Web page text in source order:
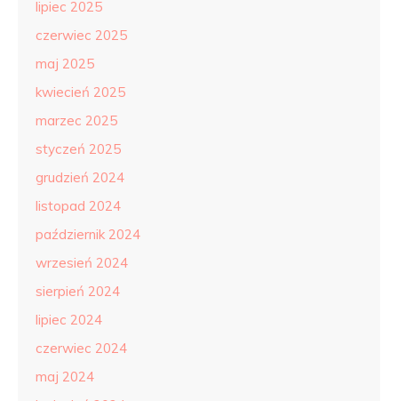
lipiec 2025
czerwiec 2025
maj 2025
kwiecień 2025
marzec 2025
styczeń 2025
grudzień 2024
listopad 2024
październik 2024
wrzesień 2024
sierpień 2024
lipiec 2024
czerwiec 2024
maj 2024